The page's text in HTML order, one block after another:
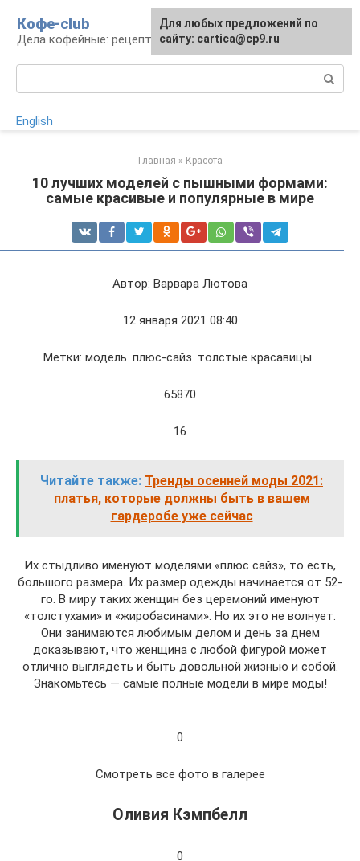
контенту
Кофе-club
Дела кофейные: рецепты и приготовление
English
Главная » Красота
10 лучших моделей с пышными формами:
самые красивые и популярные в мире
Автор: Варвара Лютова
12 января 2021 08:40
Метки: модель плюс-сайз толстые красавицы
65870
16
Читайте также: Тренды осенней моды 2021:
платья, которые должны быть в вашем
гардеробе уже сейчас
Их стыдливо именуют моделями «плюс сайз», то есть,
большого размера. Их размер одежды начинается от 52-
го. В миру таких женщин без церемоний именуют
«толстухами» и «жиробасинами». Но их это не волнует.
Они занимаются любимым делом и день за днем
доказывают, что женщина с любой фигурой может
отлично выглядеть и быть довольной жизнью и собой.
Знакомьтесь — самые полные модели в мире моды!
0
Смотреть все фото в галерее
Оливия Кэмпбелл
0
Для любых предложений по
сайту: cartica@cp9.ru